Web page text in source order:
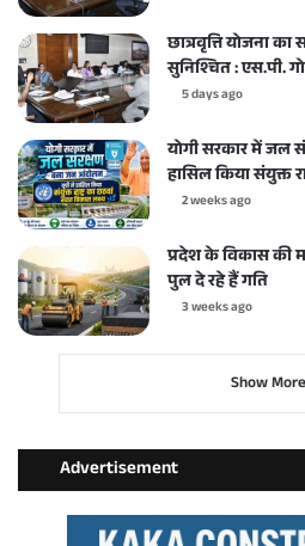
छात्रवृत्ति योजना
सुनिश्चित : एस.पी.
5 days ago
योगी सरकार में जल
हासिल किया संयुक्त
2 weeks ago
प्रदेश के विकास
पुल दे रहे हैं गति
3 weeks ago
Show More
Advertisement